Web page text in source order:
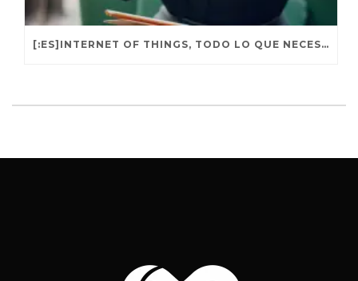
[:ES]INTERNET OF THINGS, TODO LO QUE NECESITAS SABER PARA APROVECHARLO AL MÁXIMO[:EN]INTE[:]